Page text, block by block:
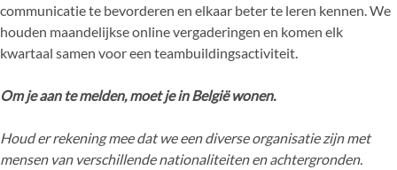
communicatie te bevorderen en elkaar beter te leren kennen. We
houden maandelijkse online vergaderingen en komen elk
kwartaal samen voor een teambuildingsactiviteit.
Om je aan te melden, moet je in België wonen.
Houd er rekening mee dat we een diverse organisatie zijn met
mensen van verschillende nationaliteiten en achtergronden.